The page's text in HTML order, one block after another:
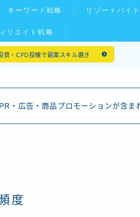
キーワード戦略 リゾートバイ
リエイト戦略
資・CFD投機で副業スキル磨き
・広告・商品プロモーションが含ま
度